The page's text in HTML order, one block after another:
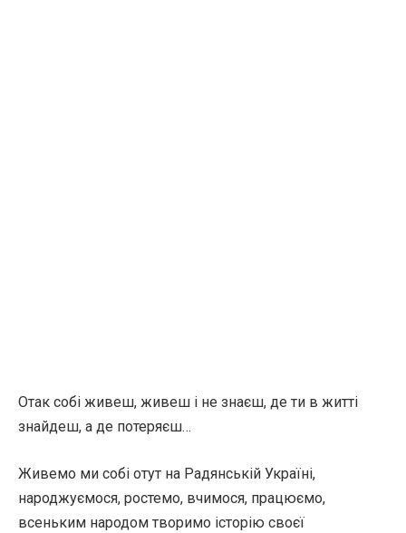
Отак собі живеш, живеш і не знаєш, де ти в житті
знайдеш, а де потеряєш…
Живемо ми собі отут на Радянській Україні,
народжуємося, ростемо, вчимося, працюємо,
всеньким народом творимо історію своєї